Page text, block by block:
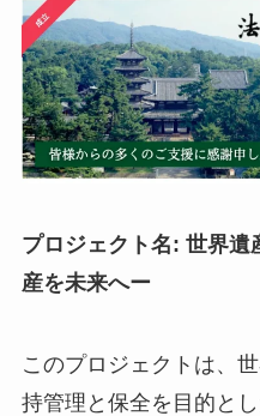
プロジェクト名: 世界遺
産を未来へー
このプロジェクトは、
持管理と保全を目的と